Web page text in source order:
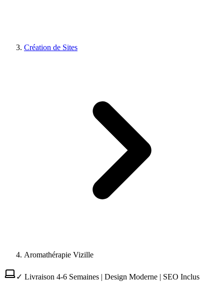
Création de Sites
Aromathérapie Vizille
✓ Livraison 4-6 Semaines | Design Moderne | SEO Inclus